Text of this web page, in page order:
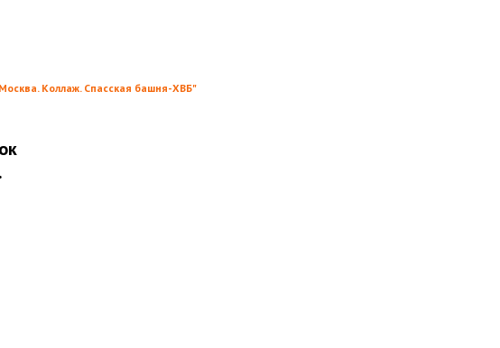
Коллаж. Спасская башня-ХВБ"